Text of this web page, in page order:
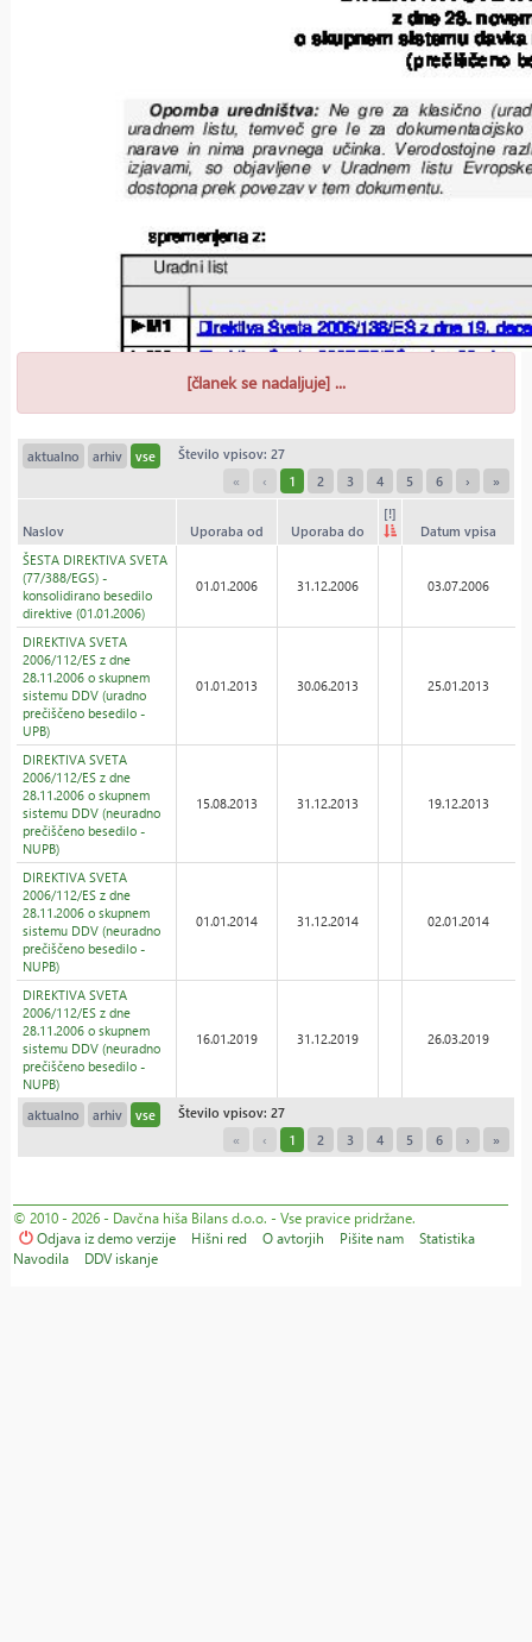
[članek se nadaljuje] ...
aktualno arhiv vse
Število vpisov: 27
«
‹ 1 2 3 4 5 6 › »
Naslov Uporaba od Uporaba do
[!]
Datum vpisa
ŠESTA DIREKTIVA SVETA
(77/388/EGS) -
konsolidirano besedilo
direktive (01.01.2006)
01.01.2006 31.12.2006 03.07.2006
DIREKTIVA SVETA
2006/112/ES z dne
28.11.2006 o skupnem
sistemu DDV (uradno
prečiščeno besedilo -
UPB)
01.01.2013 30.06.2013 25.01.2013
DIREKTIVA SVETA
2006/112/ES z dne
28.11.2006 o skupnem
sistemu DDV (neuradno
prečiščeno besedilo -
NUPB)
15.08.2013 31.12.2013 19.12.2013
DIREKTIVA SVETA
2006/112/ES z dne
28.11.2006 o skupnem
sistemu DDV (neuradno
prečiščeno besedilo -
NUPB)
01.01.2014 31.12.2014 02.01.2014
DIREKTIVA SVETA
2006/112/ES z dne
28.11.2006 o skupnem
sistemu DDV (neuradno
prečiščeno besedilo -
NUPB)
16.01.2019 31.12.2019 26.03.2019
aktualno arhiv vse
Število vpisov: 27
«
‹ 1 2 3 4 5 6 › »
© 2010 - 2026 - Davčna hiša Bilans d.o.o. - Vse pravice pridržane.
Odjava iz demo verzije
Hišni red O avtorjih Pišite nam
Statistika
Navodila
DDV iskanje